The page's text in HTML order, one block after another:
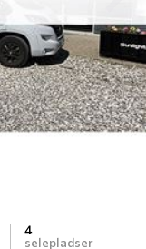
4
selepladser